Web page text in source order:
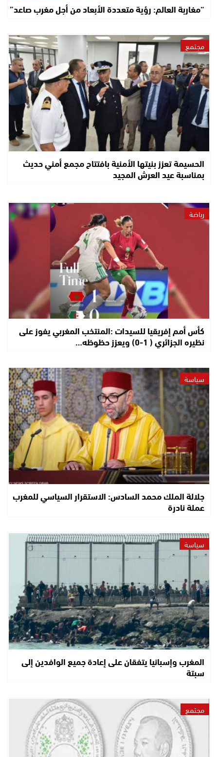
“مغاربة العالم: رؤية متعددة الأبعاد من أجل مغرب صاعد”
مجتمع
الحسيمة تعزز بنيتها الأمنية بافتتاح مجمع أمني حديث
بمناسبة عيد العرش المجيد
رياضة
كأس أمم إفريقيا للسيدات :المنتخب المغربي يفوز على
نظيره الجزائري ( 1-0) ويعزز حظوظه…
سياسة
جلالة الملك محمد السادس: الاستقرار السياسي للمغرب
عملة نادرة
سياسة
المغرب وإسبانيا يتفقان على إعادة جميع الوافدين إلى
سبتة
مجتمع